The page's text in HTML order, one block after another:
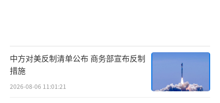
中方对美反制清单公布 商务部宣布反制
措施
2026-08-06 11:01:21